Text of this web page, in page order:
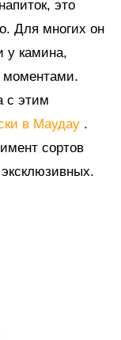
это
Для многих он
у камина,
моментами.
с этим
в Маудау .
сортов